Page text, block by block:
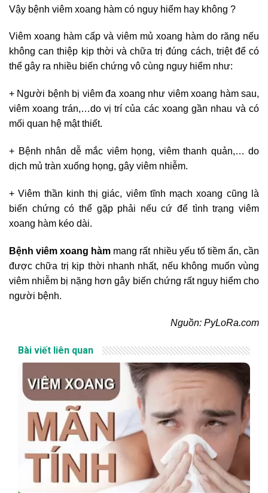
Vậy bệnh viêm xoang hàm có nguy hiểm hay không ?
Viêm xoang hàm cấp và viêm mủ xoang hàm do răng nếu
không can thiệp kịp thời và chữa trị đúng cách, triệt để có
thể gây ra nhiều biến chứng vô cùng nguy hiểm như:
+ Người bệnh bị viêm đa xoang như viêm xoang hàm sau,
viêm xoang trán,…do vị trí của các xoang gần nhau và có
mối quan hệ mật thiết.
+ Bệnh nhân dễ mắc viêm họng, viêm thanh quản,… do
dịch mủ tràn xuống họng, gây viêm nhiễm.
+ Viêm thần kinh thị giác, viêm tĩnh mạch xoang cũng là
biến chứng có thể gặp phải nếu cứ để tình trạng viêm
xoang hàm kéo dài.
Bệnh viêm xoang hàm mang rất nhiều yếu tố tiềm ẩn, cần
được chữa trị kịp thời nhanh nhất, nếu không muốn vùng
viêm nhiễm bị nặng hơn gây biến chứng rất nguy hiểm cho
người bệnh.
Nguồn: PyLoRa.com
Bài viết liên quan